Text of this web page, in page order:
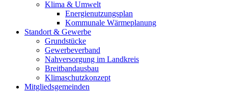
Klima & Umwelt
Energienutzungsplan
Kommunale Wärmeplanung
Standort & Gewerbe
Grundstücke
Gewerbeverband
Nahversorgung im Landkreis
Breitbandausbau
Klimaschutzkonzept
Mitgliedsgemeinden